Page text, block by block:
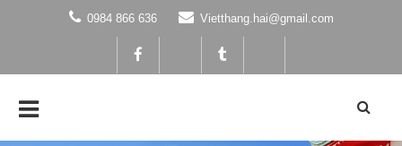
0984 866 636 Vietthang.hai@gmail.com